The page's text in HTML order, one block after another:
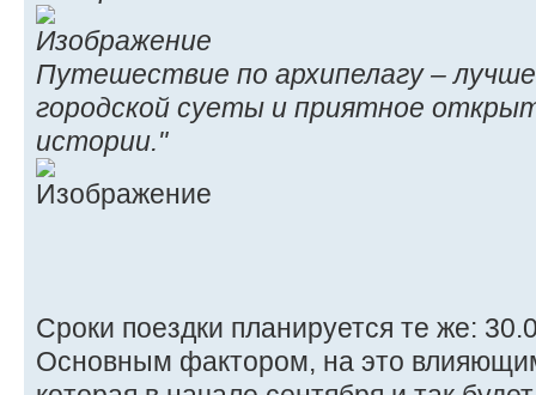
Путешествие по архипелагу –
городской суеты и приятное
истории."
Сроки поездки планируется те же:
Основным фактором, на это